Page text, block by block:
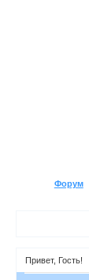
Форум
Привет, Гость!